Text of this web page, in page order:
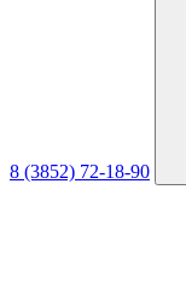
8 (3852) 72-18-90